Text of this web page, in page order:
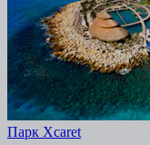
Парк Xcaret